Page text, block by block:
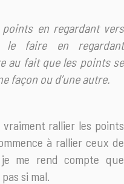
en regardant vers
le faire en regardant
au fait que les points se
façon ou d’une autre.
rallier les points
à rallier ceux de
me rend compte que
si mal.